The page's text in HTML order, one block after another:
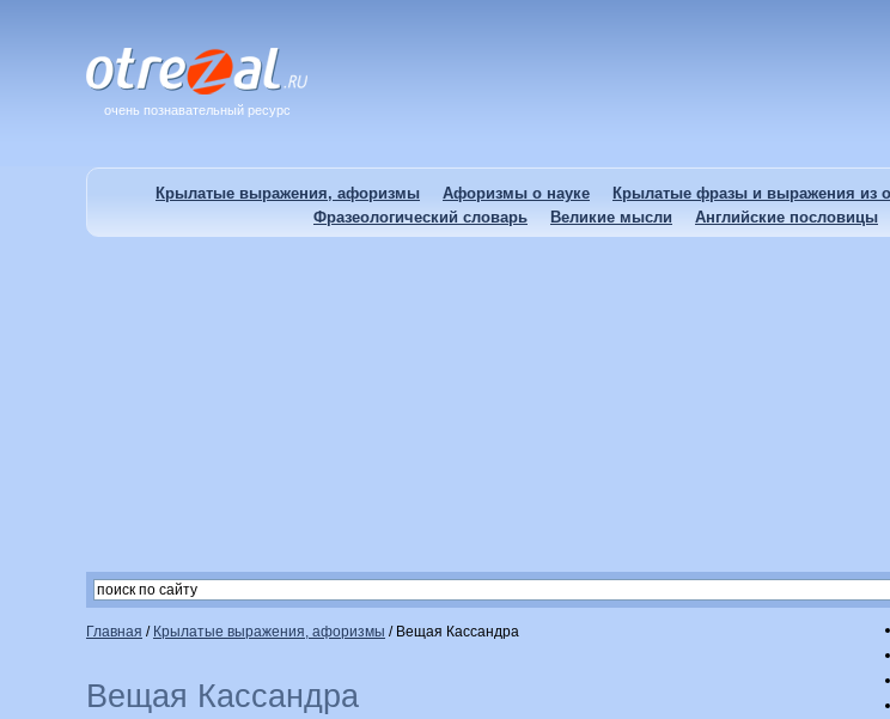
очень познавательный ресурс
Крылатые выражения, афоризмы Афоризмы о науке Крылатые фразы и выражения из
Фразеологический словарь
Великие мысли Английские пословицы
Главная / Крылатые выражения, афоризмы / Вещая Кассандра
Вещая Кассандра